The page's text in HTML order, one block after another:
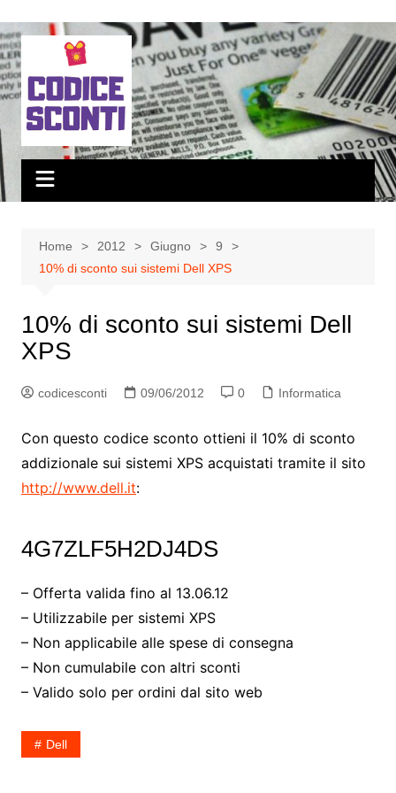
al
contenuto
Home 2012 Giugno
9
10% di sconto sui sistemi Dell XPS
10% di sconto sui sistemi Dell
XPS
codicesconti 09/06/2012 0 Informatica
Con questo codice sconto ottieni il 10% di sconto
addizionale sui sistemi XPS acquistati tramite il sito
http://www.dell.it:
4G7ZLF5H2DJ4DS
– Offerta valida fino al 13.06.12
– Utilizzabile per sistemi XPS
– Non applicabile alle spese di consegna
– Non cumulabile con altri sconti
– Valido solo per ordini dal sito web
Dell